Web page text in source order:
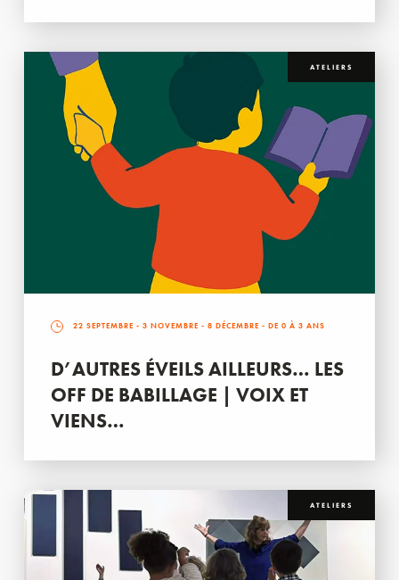
ATELIERS
22 SEPTEMBRE - 3 NOVEMBRE - 8 DÉCEMBRE - DE 0 À 3 ANS
D’AUTRES ÉVEILS AILLEURS… LES
OFF DE BABILLAGE | VOIX ET
VIENS…
ATELIERS